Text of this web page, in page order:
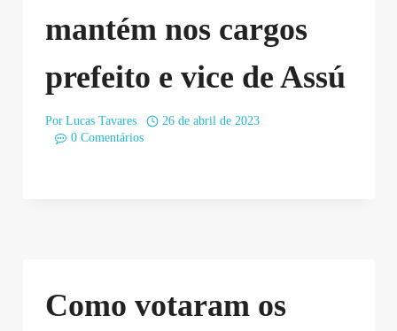
mantém nos cargos
prefeito e vice de Assú
Por Lucas Tavares
26 de abril de 2023
0 Comentários
Como votaram os